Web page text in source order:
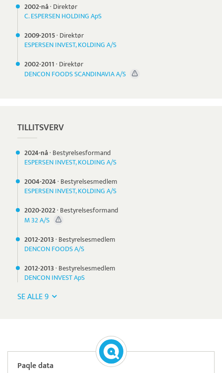
2002-nå· Direktør
C. ESPERSEN HOLDING ApS
2009-2015· Direktør
ESPERSEN INVEST, KOLDING A/S
2002-2011· Direktør
DENCON FOODS SCANDINAVIA A/S
TILLITSVERV
2024-nå· Bestyrelsesformand
ESPERSEN INVEST, KOLDING A/S
2004-2024· Bestyrelsesmedlem
ESPERSEN INVEST, KOLDING A/S
2020-2022· Bestyrelsesformand
M 32 A/S
2012-2013· Bestyrelsesmedlem
DENCON FOODS A/S
2012-2013· Bestyrelsesmedlem
DENCON INVEST ApS
SE ALLE 9
Paqle data